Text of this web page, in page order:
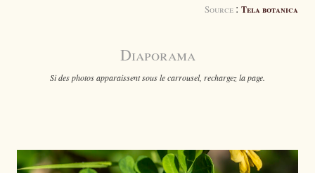
Source : Tela botanica
Diaporama
Si des photos apparaissent sous le carrousel, rechargez la page.